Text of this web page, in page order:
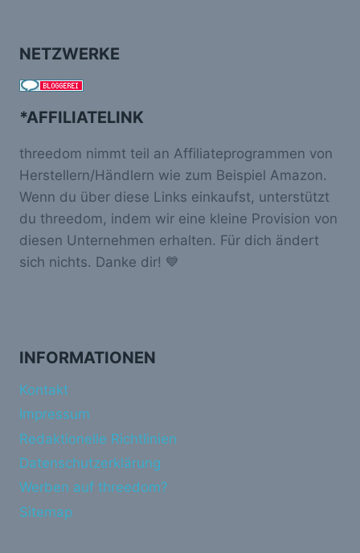
NETZWERKE
*AFFILIATELINK
threedom nimmt teil an Affiliateprogrammen von
Herstellern/Händlern wie zum Beispiel Amazon.
Wenn du über diese Links einkaufst, unterstützt
du threedom, indem wir eine kleine Provision von
diesen Unternehmen erhalten. Für dich ändert
sich nichts. Danke dir! 💙
INFORMATIONEN
Kontakt
Impressum
Redaktionelle Richtlinien
Datenschutzerklärung
Werben auf threedom?
Sitemap